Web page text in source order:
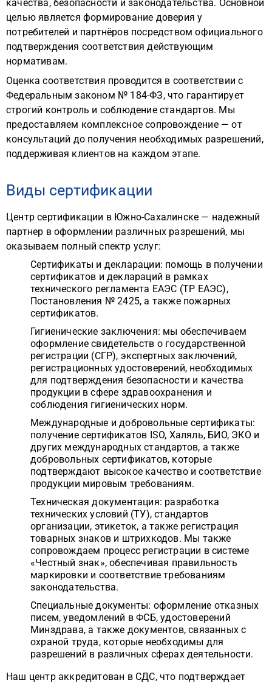
качества, безопасности и законодательства. Основной
целью является формирование доверия у
потребителей и партнёров посредством официального
подтверждения соответствия действующим
нормативам.
Оценка соответствия проводится в соответствии с
Федеральным законом № 184-ФЗ, что гарантирует
строгий контроль и соблюдение стандартов. Мы
предоставляем комплексное сопровождение — от
консультаций до получения необходимых разрешений,
поддерживая клиентов на каждом этапе.
Виды сертификации
Центр сертификации в Южно-Сахалинске — надежный
партнер в оформлении различных разрешений, мы
оказываем полный спектр услуг:
Сертификаты и декларации: помощь в получении
сертификатов и деклараций в рамках
технического регламента ЕАЭС (ТР ЕАЭС),
Постановления № 2425, а также пожарных
сертификатов.
Гигиенические заключения: мы обеспечиваем
оформление свидетельств о государственной
регистрации (СГР), экспертных заключений,
регистрационных удостоверений, необходимых
для подтверждения безопасности и качества
продукции в сфере здравоохранения и
соблюдения гигиенических норм.
Международные и добровольные сертификаты:
получение сертификатов ISO, Халяль, БИО, ЭКО и
других международных стандартов, а также
добровольных сертификатов, которые
подтверждают высокое качество и соответствие
продукции мировым требованиям.
Техническая документация: разработка
технических условий (ТУ), стандартов
организации, этикеток, а также регистрация
товарных знаков и штрихкодов. Мы также
сопровождаем процесс регистрации в системе
«Честный знак», обеспечивая правильность
маркировки и соответствие требованиям
законодательства.
Специальные документы: оформление отказных
писем, уведомлений в ФСБ, удостоверений
Минздрава, а также документов, связанных с
охраной труда, которые необходимы для
разрешений в различных сферах деятельности.
Наш центр аккредитован в СДС, что подтверждает